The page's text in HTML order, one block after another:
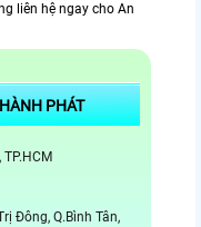
liên hệ ngay cho An
PHÁT
Đông, Q.Bình Tân,